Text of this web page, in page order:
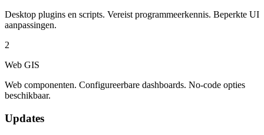
Desktop plugins en scripts. Vereist programmeerkennis. Beperkte UI
aanpassingen.
2
Web GIS
Web componenten. Configureerbare dashboards. No-code opties
beschikbaar.
Updates